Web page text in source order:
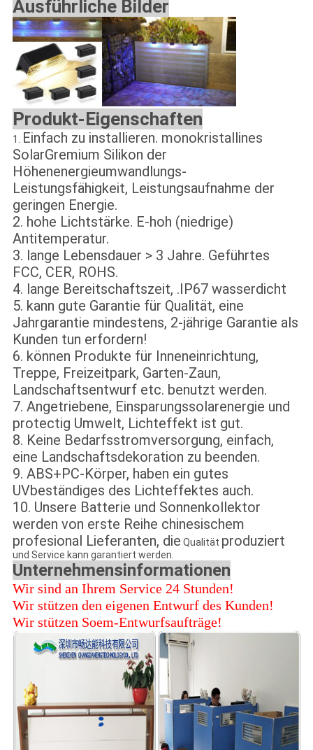
Ausführliche Bilder
Produkt-Eigenschaften
1. Einfach zu installieren. monokristallines
SolarGremium Silikon der
Höhenenergieumwandlungs-
Leistungsfähigkeit, Leistungsaufnahme der
geringen Energie.
2. hohe Lichtstärke. E-hoh (niedrige)
Antitemperatur.
3. lange Lebensdauer > 3 Jahre. Geführtes
FCC, CER, ROHS.
4. lange Bereitschaftszeit, .IP67 wasserdicht
5. kann gute Garantie für Qualität, eine
Jahrgarantie mindestens, 2-jährige Garantie als
Kunden tun erfordern!
6. können Produkte für Inneneinrichtung,
Treppe, Freizeitpark, Garten-Zaun,
Landschaftsentwurf etc. benutzt werden.
7. Angetriebene, Einsparungssolarenergie und
protectig Umwelt, Lichteffekt ist gut.
8. Keine Bedarfsstromversorgung, einfach,
eine Landschaftsdekoration zu beenden.
9. ABS+PC-Körper, haben ein gutes
UVbeständiges des Lichteffektes auch.
10. Unsere Batterie und Sonnenkollektor
werden von erste Reihe chinesischem
profesional Lieferanten, die Qualität produziert
und Service kann garantiert werden.
Unternehmensinformationen
Wir sind an Ihrem Service 24 Stunden!
Wir stützen den eigenen Entwurf des Kunden!
Wir stützen Soem-Entwurfsaufträge!